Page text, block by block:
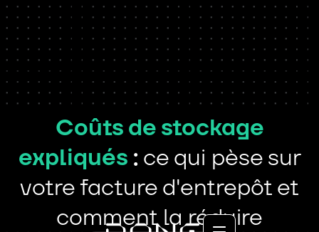
Coûts de stockage
expliqués: ce qui pèse sur
votre facture d'entrepôt et
comment la réduire